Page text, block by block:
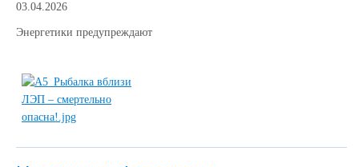
03.04.2026
Энергетики предупреждают